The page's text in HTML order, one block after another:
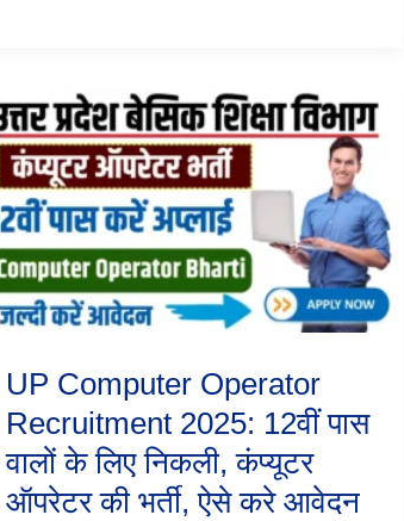
UP Computer Operator
Recruitment 2025: 12वीं पास
वालों के लिए निकली, कंप्यूटर
ऑपरेटर की भर्ती, ऐसे करे आवेदन
UP
Computer
Operator
Recruitment
2025:
12वीं
पास
वालों
के
लिए
ऑपरेटर
की
भर्ती,
ऐसे
करे
आवेदन